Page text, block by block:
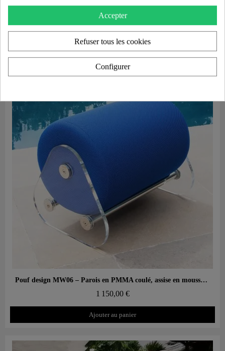
Aperçu rapide Ensemble MW06 Fauteuil bicolore blanc et beige clair et pouf design blanc – parois en PMMA coulé, assise en mousse alvéolaire
4 350,00 €
Ajouter au panier
Aperçu rapide Pouf design MW06 – Parois en PMMA coulé, assise en mousse alvéolaire
1 150,00 €
Ajouter au panier
Accepter
Refuser tous les cookies
Configurer